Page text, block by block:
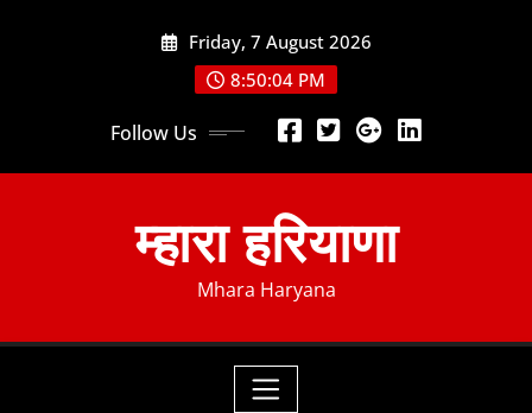
Friday, 7 August 2026
8:50:06 PM
Follow Us
म्हारा हरियाणा
Mhara Haryana